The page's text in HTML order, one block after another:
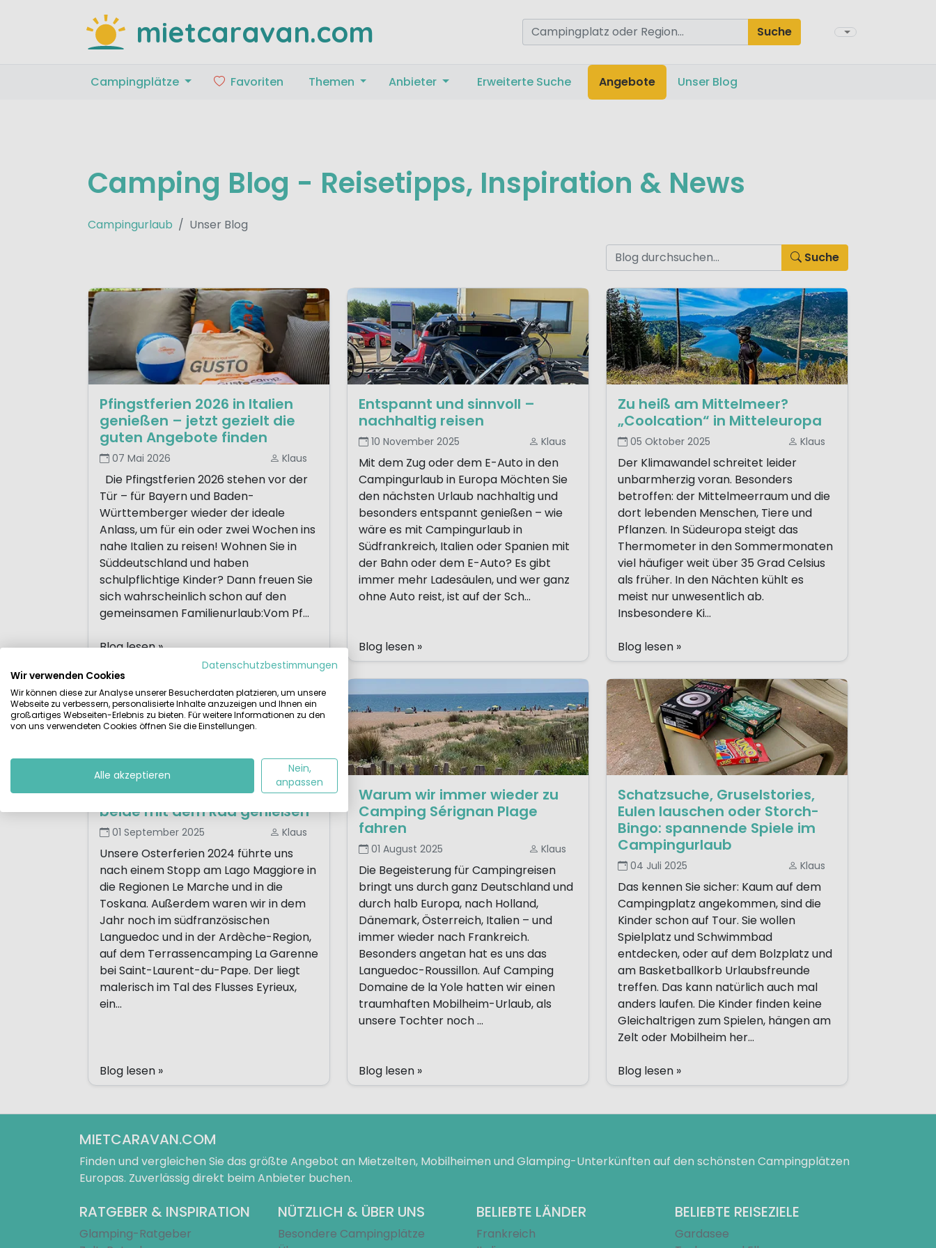
mietcaravan.com Suche
Campingplätze Favoriten Themen Anbieter Erweiterte Suche Angebote Unser Blog
Camping Blog - Reisetipps, Inspiration & News
Campingurlaub Unser Blog
Suche
Pfingstferien 2026 in Italien
genießen – jetzt gezielt die
guten Angebote finden
07 Mai 2026 Klaus
Die Pfingstferien 2026 stehen vor der
Tür – für Bayern und Baden-
Württemberger wieder der ideale
Anlass, um für ein oder zwei Wochen ins
nahe Italien zu reisen! Wohnen Sie in
Süddeutschland und haben
schulpflichtige Kinder? Dann freuen Sie
sich wahrscheinlich schon auf den
gemeinsamen Familienurlaub:Vom Pf...
Blog lesen »
Entspannt und sinnvoll –
nachhaltig reisen
10 November 2025 Klaus
Mit dem Zug oder dem E-Auto in den
Campingurlaub in Europa Möchten Sie
den nächsten Urlaub nachhaltig und
besonders entspannt genießen – wie
wäre es mit Campingurlaub in
Südfrankreich, Italien oder Spanien mit
der Bahn oder dem E-Auto? Es gibt
immer mehr Ladesäulen, und wer ganz
ohne Auto reist, ist auf der Sch...
Blog lesen »
Zu heiß am Mittelmeer?
„Coolcation“ in Mitteleuropa
05 Oktober 2025 Klaus
Der Klimawandel schreitet leider
unbarmherzig voran. Besonders
betroffen: der Mittelmeerraum und die
dort lebenden Menschen, Tiere und
Pflanzen. In Südeuropa steigt das
Thermometer in den Sommermonaten
viel häufiger weit über 35 Grad Celsius
als früher. In den Nächten kühlt es
meist nur unwesentlich ab.
Insbesondere Ki...
Blog lesen »
Dolce Via oder Via Rhôna –
beide mit dem Rad genießen
01 September 2025 Klaus
Unsere Osterferien 2024 führte uns
nach einem Stopp am Lago Maggiore in
die Regionen Le Marche und in die
Toskana. Außerdem waren wir in dem
Jahr noch im südfranzösischen
Languedoc und in der Ardèche-Region,
auf dem Terrassencamping La Garenne
bei Saint-Laurent-du-Pape. Der liegt
malerisch im Tal des Flusses Eyrieux,
ein...
Blog lesen »
Warum wir immer wieder zu
Camping Sérignan Plage
fahren
01 August 2025 Klaus
Die Begeisterung für Campingreisen
bringt uns durch ganz Deutschland und
durch halb Europa, nach Holland,
Dänemark, Österreich, Italien – und
immer wieder nach Frankreich.
Besonders angetan hat es uns das
Languedoc-Roussillon. Auf Camping
Domaine de la Yole hatten wir einen
traumhaften Mobilheim-Urlaub, als
unsere Tochter noch ...
Blog lesen »
Schatzsuche, Gruselstories,
Eulen lauschen oder Storch-
Bingo: spannende Spiele im
Campingurlaub
04 Juli 2025 Klaus
Das kennen Sie sicher: Kaum auf dem
Campingplatz angekommen, sind die
Kinder schon auf Tour. Sie wollen
Spielplatz und Schwimmbad
entdecken, oder auf dem Bolzplatz und
am Basketballkorb Urlaubsfreunde
treffen. Das kann natürlich auch mal
anders laufen. Die Kinder finden keine
Gleichaltrigen zum Spielen, hängen am
Zelt oder Mobilheim her...
Blog lesen »
Pagina 2
Pagina 3
Pagina 4
Pagina 5
Pagina 6
Pagina 7
Pagina 8
MIETCARAVAN.COM
Finden und vergleichen Sie das größte Angebot an Mietzelten, Mobilheimen und Glamping-Unterkünften auf den schönsten Campingplätzen
Europas. Zuverlässig direkt beim Anbieter buchen.
RATGEBER & INSPIRATION
Glamping-Ratgeber
NÜTZLICH & ÜBER UNS
Besondere Campingplätze
BELIEBTE LÄNDER
Frankreich
BELIEBTE REISEZIELE
Gardasee
Datenschutzbestimmungen
Wir verwenden Cookies
Wir können diese zur Analyse unserer Besucherdaten platzieren, um unsere
Webseite zu verbessern, personalisierte Inhalte anzuzeigen und Ihnen ein
großartiges Webseiten-Erlebnis zu bieten. Für weitere Informationen zu den
von uns verwendeten Cookies öffnen Sie die Einstellungen.
Alle akzeptieren
Nein,
anpassen